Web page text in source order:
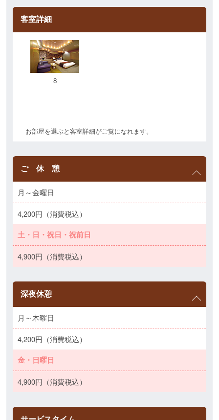
客室詳細
8
お部屋を選ぶと客室詳細がご覧になれます。
ご 休 憩
月～金曜日
4,200円（消費税込）
土・日・祝日・祝前日
4,900円（消費税込）
深夜休憩
月～木曜日
4,200円（消費税込）
金・日曜日
4,900円（消費税込）